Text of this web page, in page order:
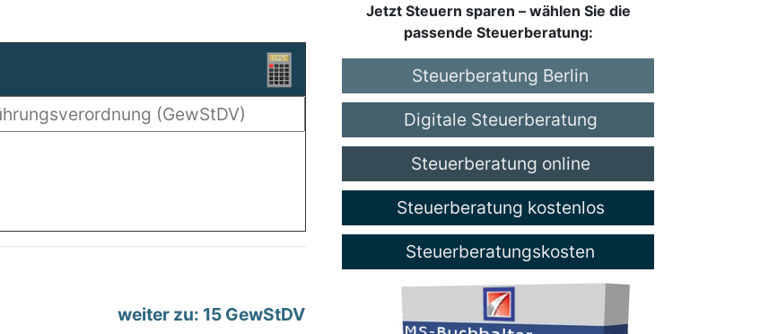
weiter zu: 15 GewStDV
Jetzt Steuern sparen – wählen Sie die
passende Steuerberatung:
Steuerberatung Berlin
Digitale Steuerberatung
Steuerberatung online
Steuerberatung kostenlos
Steuerberatungskosten